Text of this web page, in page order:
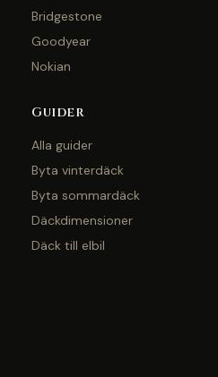
Bridgestone
Goodyear
Nokian
Guider
Alla guider
Byta vinterdäck
Byta sommardäck
Däckdimensioner
Däck till elbil